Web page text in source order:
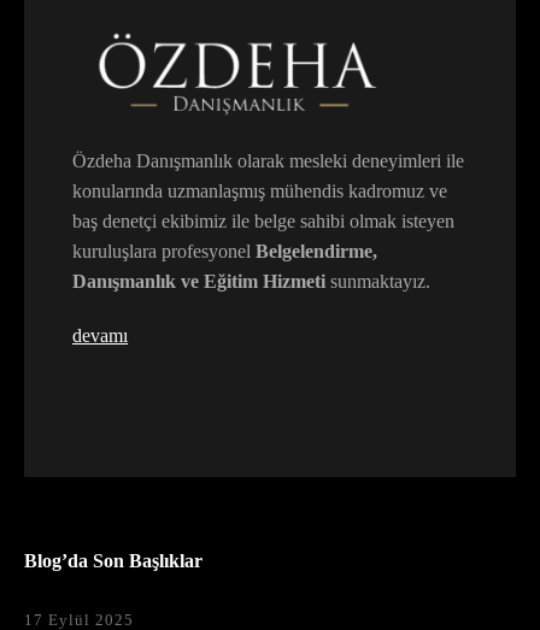
Özdeha Danışmanlık olarak mesleki deneyimleri ile
konularında uzmanlaşmış mühendis kadromuz ve
baş denetçi ekibimiz ile belge sahibi olmak isteyen
kuruluşlara profesyonel Belgelendirme,
Danışmanlık ve Eğitim Hizmeti sunmaktayız.
devamı
Blog’da Son Başlıklar
17 Eylül 2025